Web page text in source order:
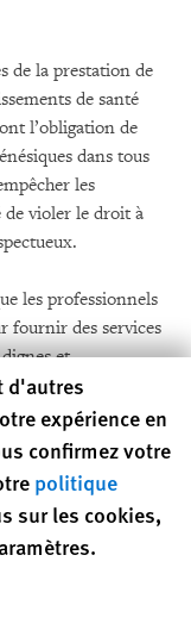
de la prestation de
de santé
l’obligation de
dans tous
les
de violer le droit à
les professionnels
fournir des services
et
d’une
pas la
sont
et génésique, pas
africains
d'autres
expérience en
confirmez votre
politique
sur les cookies,